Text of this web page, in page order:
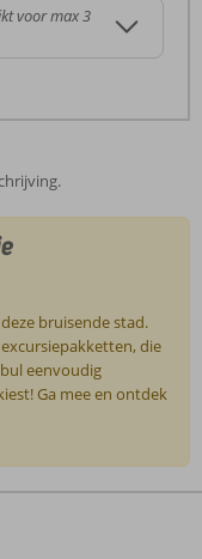
voor max 3
bruisende stad.
die
eenvoudig
Ga mee en ontdek